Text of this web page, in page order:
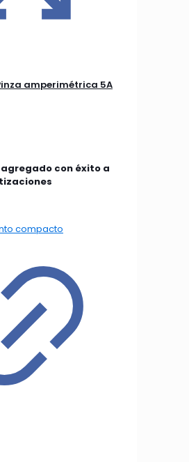
amperimétrica 5A
con éxito a